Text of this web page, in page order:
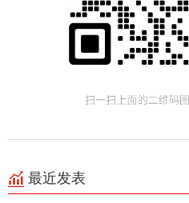
最近发表